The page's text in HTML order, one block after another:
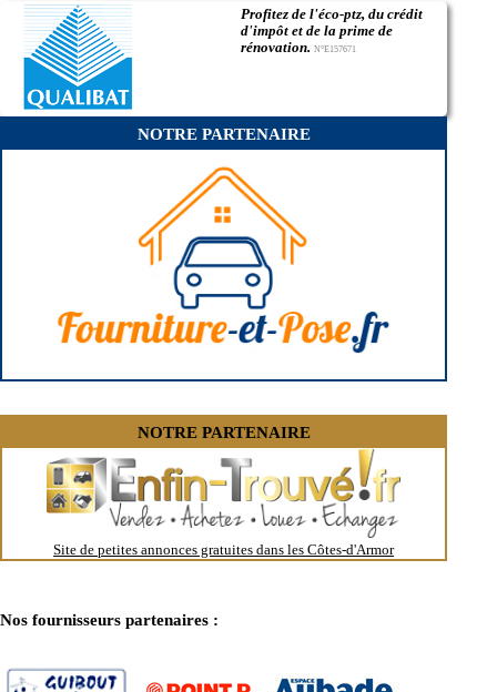
- Entreprise de rénovation immobilière à Planguenoual
- Entreprise de rénovation immobilière à Saint-Nicolas-du-Pélem
- Entreprise de rénovation immobilière à Plouguernével
- Entreprise de rénovation immobilière à Plouguenast
- Entreprise de rénovation immobilière à Trémuson
- Entreprise de rénovation immobilière à Pommerit-le-Vicomte
- Entreprise de rénovation immobilière à Plélan-le-Petit
- Entreprise de rénovation immobilière à Créhen
- Entreprise de rénovation immobilière à Fréhel
- Entreprise de rénovation immobilière à Maël-Carhaix
- Entreprise de rénovation immobilière à Goudelin
- Entreprise de rénovation immobilière à Matignon
- Entreprise de rénovation immobilière à Jugon-les-Lacs
- Entreprise de rénovation immobilière à Lézardrieux
- Entreprise de rénovation immobilière à Évran
- Entreprise de rénovation immobilière à Ploulec'h
- Entreprise de rénovation immobilière à Plémy
- Entreprise de rénovation immobilière à Trévé
- Entreprise de rénovation immobilière à Saint-Quay-Perros
- Entreprise de rénovation immobilière à Saint-Samson-sur-Rance
- Entreprise de rénovation immobilière à Saint-Carreuc
- Entreprise de rénovation immobilière à Coëtmieux
- Entreprise de rénovation immobilière à Glomel
- Entreprise de rénovation immobilière à Lantic
- Entreprise de rénovation immobilière à Plurien
- Entreprise de rénovation immobilière à Saint-Donan
- Entreprise de rénovation immobilière à Trélévern
- Entreprise de rénovation immobilière à Cavan
Profitez de l'éco-ptz, du crédit
d'impôt et de la prime de
rénovation. N°E157671
NOTRE PARTENAIRE
NOTRE PARTENAIRE
Site de petites annonces gratuites dans les Côtes-d'Armor
Nos fournisseurs partenaires :